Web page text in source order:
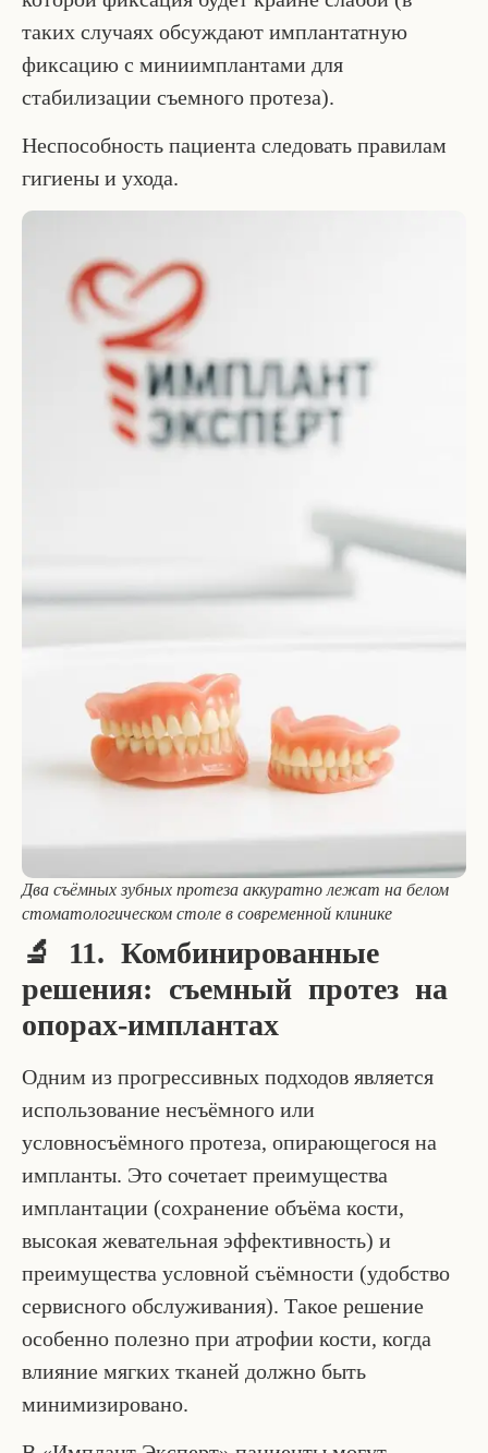
таких случаях обсуждают имплантатную
фиксацию с миниимплантами для
стабилизации съемного протеза).
Неспособность пациента следовать правилам
гигиены и ухода.
Два съёмных зубных протеза аккуратно лежат на белом
стоматологическом столе в современной клинике
🔬 11. Комбинированные
решения: съемный протез на
опорах-имплантах
Одним из прогрессивных подходов является
использование несъёмного или
условносъёмного протеза, опирающегося на
импланты. Это сочетает преимущества
имплантации (сохранение объёма кости,
высокая жевательная эффективность) и
преимущества условной съёмности (удобство
сервисного обслуживания). Такое решение
особенно полезно при атрофии кости, когда
влияние мягких тканей должно быть
минимизировано.